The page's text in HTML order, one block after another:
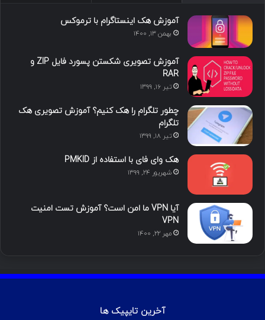
د
ی
ن
و
ت
گ
ا
ا
آموزش هک اینستاگرام با ترموکس
بهمن ۱۳, ۱۴۰۰
آموزش تصویری شکستن پسورد فایل ZIP و
RAR
تیر ۱۶, ۱۳۹۹
چطور تلگرام را هک کنیم؟ آموزش تصویری هک
تلگرام
تیر ۱۸, ۱۳۹۹
هک وای فای با استفاده از PMKID
شهریور ۲۴, ۱۳۹۹
آیا VPN ما امن است؟ آموزش تست امنیت
VPN
مهر ۲۲, ۱۴۰۰
آخرین تایپیک ها